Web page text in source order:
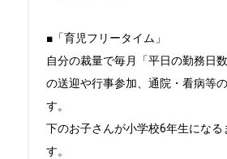
■「育児フリータイム」
自分の裁量で毎月「平日の勤務日
の送迎や行事参加、通院・看病等
す。
下のお子さんが小学校6年生になる
す。